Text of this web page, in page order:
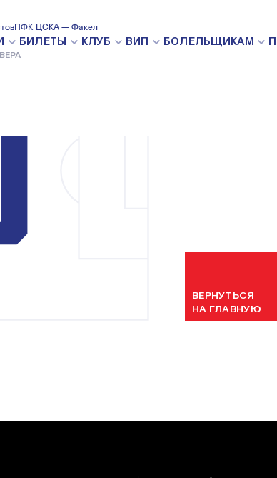
ПФК ЦСКА — Факел
БИЛЕТЫ КЛУБ ВИП БОЛЕЛЬЩИКАМ
Мы уже
ВЕРНУТЬСЯ
НА ГЛАВНУЮ